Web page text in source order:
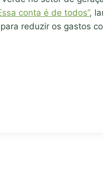
conta é de todos”,
reduzir os gastos